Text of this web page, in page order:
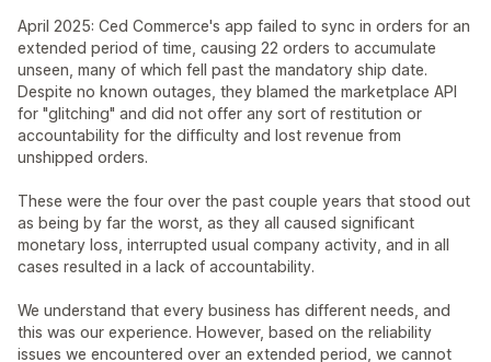
April 2025: Ced Commerce's app failed to sync in orders for an
extended period of time, causing 22 orders to accumulate
unseen, many of which fell past the mandatory ship date.
Despite no known outages, they blamed the marketplace API
for "glitching" and did not offer any sort of restitution or
accountability for the difficulty and lost revenue from
unshipped orders.
These were the four over the past couple years that stood out
as being by far the worst, as they all caused significant
monetary loss, interrupted usual company activity, and in all
cases resulted in a lack of accountability.
We understand that every business has different needs, and
this was our experience. However, based on the reliability
issues we encountered over an extended period, we cannot